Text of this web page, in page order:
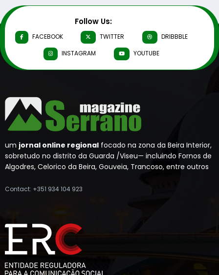
Follow Us:
FACEBOOK TWITTER
DRIBBBLE
INSTAGRAM
YOUTUBE
um jornal online regional focado na zona da Beira Interior,
sobretudo no distrito da Guarda /Viseu— incluindo Fornos de
Algodres, Celorico da Beira, Gouveia, Trancoso, entre outros
Contact: +351 934 104 923